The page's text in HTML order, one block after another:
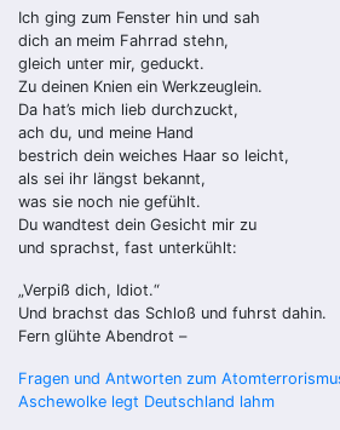
Ich ging zum Fenster hin und sah
dich an meim Fahrrad stehn,
gleich unter mir, geduckt.
Zu deinen Knien ein Werkzeuglein.
Da hat’s mich lieb durchzuckt,
ach du, und meine Hand
bestrich dein weiches Haar so leicht,
als sei ihr längst bekannt,
was sie noch nie gefühlt.
Du wandtest dein Gesicht mir zu
und sprachst, fast unterkühlt:
„Verpiß dich, Idiot.“
Und brachst das Schloß und fuhrst dahin.
Fern glühte Abendrot –
Fragen und Antworten zum
Aschewolke legt Deutschland lahm